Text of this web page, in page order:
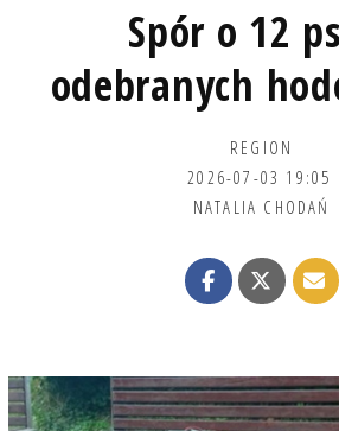
Spór o 12
odebranych
REGION
2026-07-03 19:05
NATALIA CHODAŃ